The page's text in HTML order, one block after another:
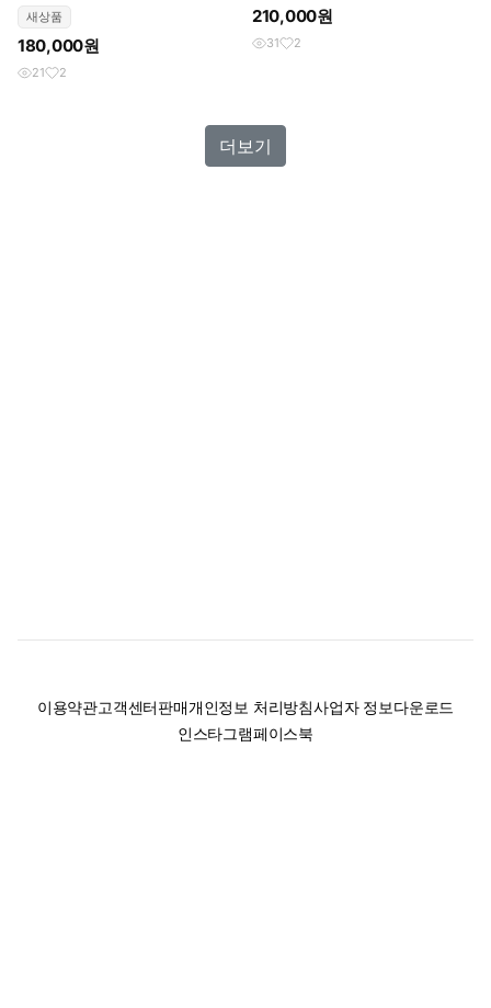
새상품
180,000원
21 2
210,000원
31 2
더보기
이용약관고객센터판매개인정보 처리방침사업자 정보다운로드
인스타그램페이스북